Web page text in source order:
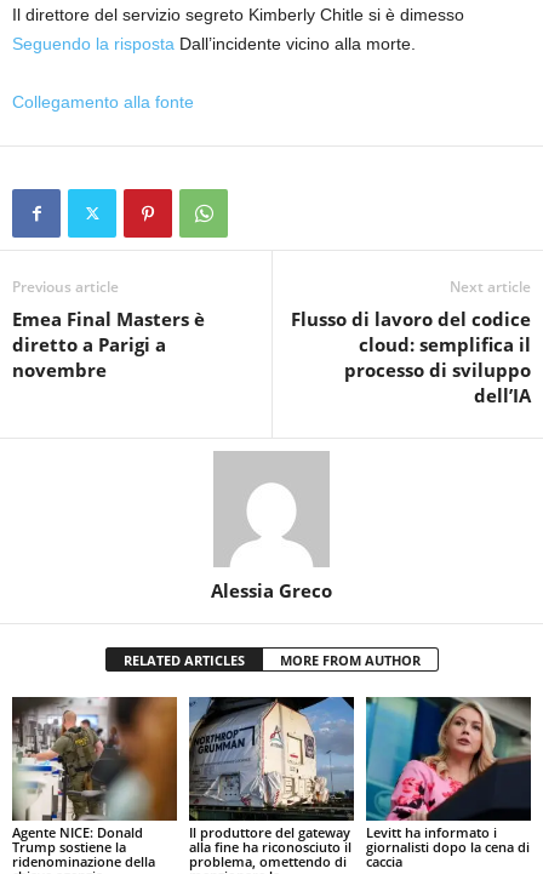
Il direttore del servizio segreto Kimberly Chitle si è dimesso
Seguendo la risposta Dall’incidente vicino alla morte.
Collegamento alla fonte
Previous article
Emea Final Masters è
diretto a Parigi a
novembre
Next article
Flusso di lavoro del codice
cloud: semplifica il
processo di sviluppo
dell’IA
Alessia Greco
RELATED ARTICLES MORE FROM AUTHOR
Agente NICE: Donald
Trump sostiene la
ridenominazione della
Il produttore del gateway
alla fine ha riconosciuto il
problema, omettendo di
Levitt ha informato i
giornalisti dopo la cena di
caccia